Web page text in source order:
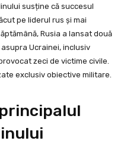
susține că succesul
pe liderul rus și mai
Rusia a lansat două
Ucrainei, inclusiv
zeci de victime civile.
exclusiv obiective militare.